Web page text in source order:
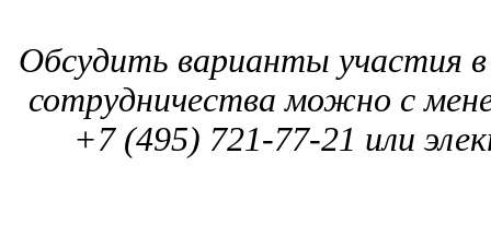
Обсудить варианты участия в
сотрудничества можно с
+7 (495) 721-77-21 или